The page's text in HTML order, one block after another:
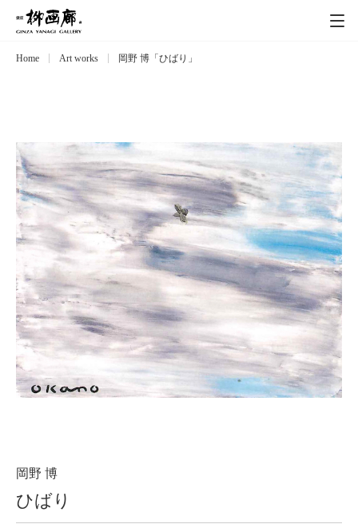
Exhibitions
Artists
Art works 作品一覧
Catalog カタログ
Schedule スケジュール
About 会社案内
Contact
Purchase assessment
Home Art works 岡野 博「ひばり」
岡野 博
ひばり